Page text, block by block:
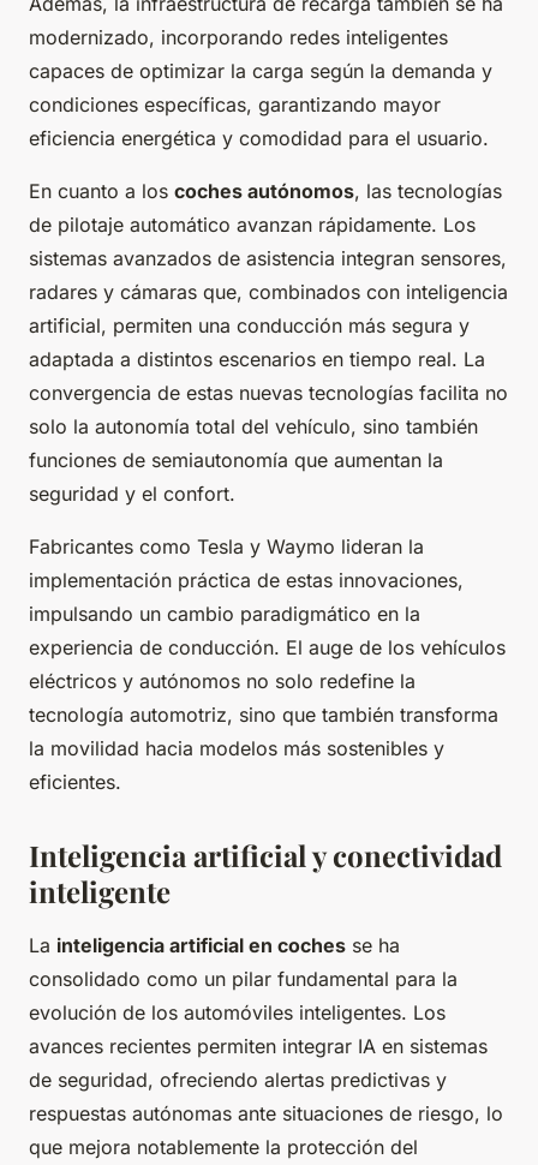
modernizado, incorporando redes inteligentes
capaces de optimizar la carga según la demanda y
condiciones específicas, garantizando mayor
eficiencia energética y comodidad para el usuario.
En cuanto a los coches autónomos, las tecnologías
de pilotaje automático avanzan rápidamente. Los
sistemas avanzados de asistencia integran sensores,
radares y cámaras que, combinados con inteligencia
artificial, permiten una conducción más segura y
adaptada a distintos escenarios en tiempo real. La
convergencia de estas nuevas tecnologías facilita no
solo la autonomía total del vehículo, sino también
funciones de semiautonomía que aumentan la
seguridad y el confort.
Fabricantes como Tesla y Waymo lideran la
implementación práctica de estas innovaciones,
impulsando un cambio paradigmático en la
experiencia de conducción. El auge de los vehículos
eléctricos y autónomos no solo redefine la
tecnología automotriz, sino que también transforma
la movilidad hacia modelos más sostenibles y
eficientes.
Inteligencia artificial y conectividad
inteligente
La inteligencia artificial en coches se ha
consolidado como un pilar fundamental para la
evolución de los automóviles inteligentes. Los
avances recientes permiten integrar IA en sistemas
de seguridad, ofreciendo alertas predictivas y
respuestas autónomas ante situaciones de riesgo, lo
que mejora notablemente la protección del